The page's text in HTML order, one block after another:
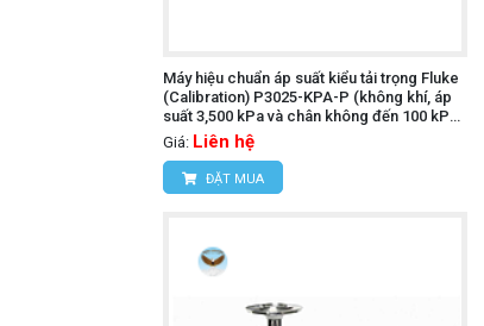
Máy hiệu chuẩn áp suất kiểu tải trọng Fluke
(Calibration) P3025-KPA-P (không khí, áp
suất 3,500 kPa và chân không đến 100 kPa,
PCU đôi)
Giá: Liên hệ
ĐẶT MUA